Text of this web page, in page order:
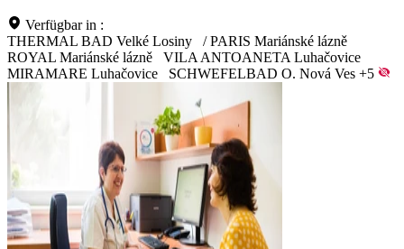
Verfügbar in :
THERMAL BAD Velké Losiny
/ PARIS Mariánské lázně
ROYAL Mariánské lázně
VILA ANTOANETA Luhačovice
MIRAMARE Luhačovice
SCHWEFELBAD O. Nová Ves +5